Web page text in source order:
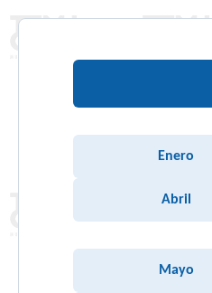
Enero
Abril
Mayo